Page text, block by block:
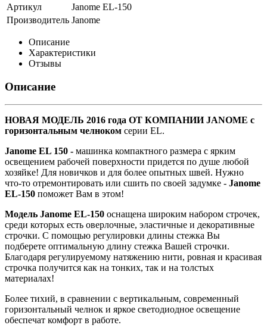
Артикул
Janome EL-150
Производитель Janome
Описание
Характеристики
Отзывы
Описание
НОВАЯ МОДЕЛЬ 2016 года ОТ КОМПАНИИ JANOME с
горизонтальным челноком серии EL.
Janome EL 150 - машинка компактного размера с ярким
освещением рабочей поверхности придется по душе любой
хозяйке! Для новичков и для более опытных швей. Нужно
что-то отремонтировать или сшить по своей задумке - Janome
EL-150 поможет Вам в этом!
Модель Janome EL-150 оснащена широким набором строчек,
среди которых есть оверлочные, эластичные и декоративные
строчки. С помощью регулировки длины стежка Вы
подберете оптимальную длину стежка Вашей строчки.
Благодаря регулируемому натяжению нити, ровная и красивая
строчка получится как на тонких, так и на толстых
материалах!
Более тихий, в сравнении с вертикальным, современный
горизонтальный челнок и яркое светодиодное освещение
обеспечат комфорт в работе.